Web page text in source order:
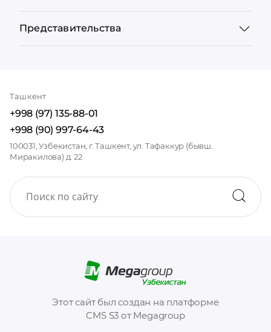
Этот сайт был создан на платформе
CMS S3 от Megagroup
Представительства
Ташкент
+998 (97) 135-88-01
+998 (90) 997-64-43
100031, Узбекистан, г. Ташкент, ул. Тафаккур (бывш.
Миракилова) д. 22